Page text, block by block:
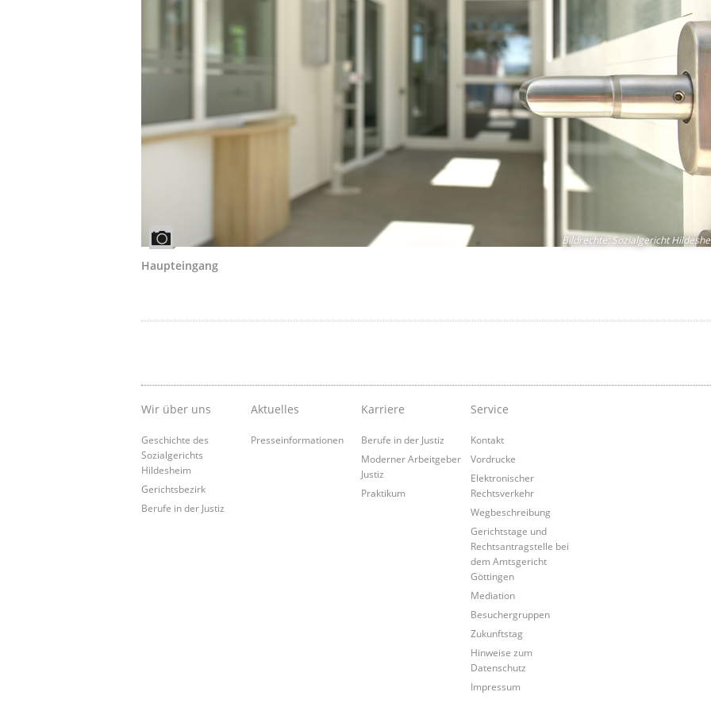
Bildrechte: Sozialgericht
Haupteingang
Wir über uns
Geschichte des
Sozialgerichts
Hildesheim
Gerichtsbezirk
Berufe in der Justiz
Aktuelles
Presseinformationen
Karriere
Berufe in der Justiz
Moderner Arbeitgeber
Justiz
Praktikum
Service
Kontakt
Vordrucke
Elektronischer
Rechtsverkehr
Wegbeschreibung
Gerichtstage und
Rechtsantragstelle bei
dem Amtsgericht
Göttingen
Mediation
Besuchergruppen
Zukunftstag
Hinweise zum
Datenschutz
Impressum